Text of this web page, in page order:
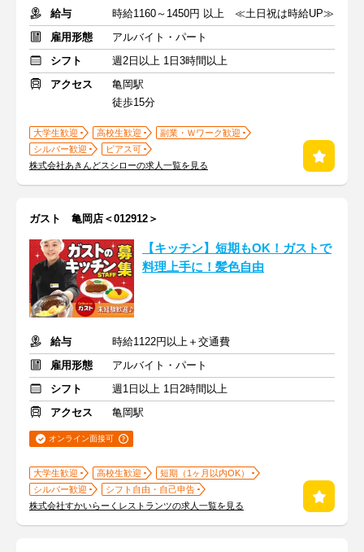
給与
時給1160～1450円 以上 ≪土日祝は時給UP≫
雇用形態
アルバイト・パート
シフト
週2日以上 1日3時間以上
アクセス
亀岡駅
徒歩15分
大学生歓迎 高校生歓迎
副業・Ｗワーク歓迎
シルバー歓迎
ピアス可
株式会社あきんどスシローの求人一覧を見る
ガスト 亀岡店＜012912＞
【キッチン】短期もOK！ガストで
料理上手に！髪色自由
給与
時給1122円以上＋交通費
雇用形態
アルバイト・パート
シフト
週1日以上 1日2時間以上
アクセス
亀岡駅
オンライン面接可
大学生歓迎 高校生歓迎
短期（1ヶ月以内OK）
シルバー歓迎
シフト自由・自己申告
株式会社すかいらーくレストランツの求人一覧を見る